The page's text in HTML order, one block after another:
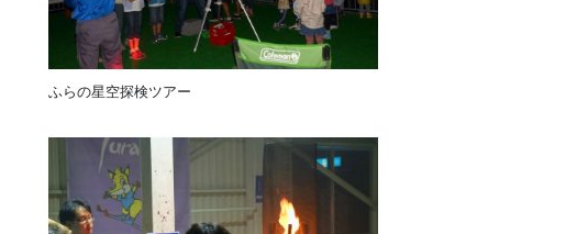
ふらの星空探検ツアー